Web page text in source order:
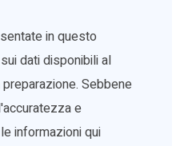
in questo
dati disponibili al
Sebbene
e
informazioni qui